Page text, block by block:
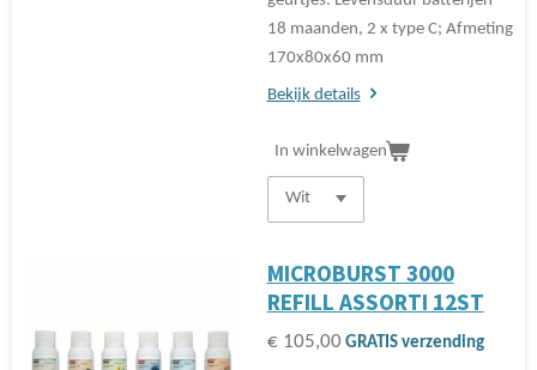
18 maanden, 2 x type C; Afmeting
170x80x60 mm
Bekijk details
In winkelwagen
MICROBURST 3000
REFILL ASSORTI 12ST
€ 105,00 GRATIS verzending